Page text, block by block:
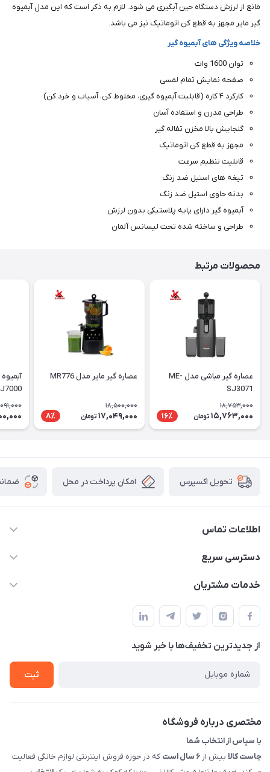
مانع از لرزش دستگاه حین آبگیری می شود. لازم به ذکر است که این مدل آبمیوه
گیر مایر مجهز به قطع کن اتوماتیک نیز می باشد.
خلاصه ویژگی های آبمیوه گیر
توان 1600 وات
صفحه نمایش تمام لمسی
کارکرد ۴ کاره (قابلیت آبمیوه گیری، مخلوط کن، آسیاب و خرد کن)
طراحی مدرن و استفاده آسان
گنجایش بالا مخزن تفاله گیر
مجهز به قطع کن اتوماتیک
قابلیت تنظیم سرعت
تیغه های استیل ضد زنگ
بدنه حاوی استیل ضد زنگ
آبمیوه گیر دارای پایه پلاستیکی بدون لرزش
طراحی و ساخته شده تحت لیسانس آلمان
محصولات مرتبط
عصاره گیر مباشی مدل ME-
SJ3071
18,753,000
15,763,000 تومان 16٪
عصاره گیر مایر مدل MR776
18,500,000
17,049,000 تومان 8٪
تحویل اکسپرس امکان پرداخت در محل
اطلاعات تماس
09398557137
سمت چپ (فروشگاه صوتی عباسی) - "تحویل حضوری فقط با
هماهنگی"
دسترسی سریع
لیست محصولات
حساب کاربری
تماس با ما
خدمات مشتریان
راهنما
پرسش های شما
شرایط و ضوابط گارانتی
روش های بازگرداندن کالا
از جدید‌ترین تخفیف‌ها با‌ خبر شوید
ثبت
مختصری درباره فروشگاه
با سپاس از انتخاب شما
جاست کالا بیش از ۶ سال است
که در حوزه فروش اینترنتی لوازم خانگی فعالیت